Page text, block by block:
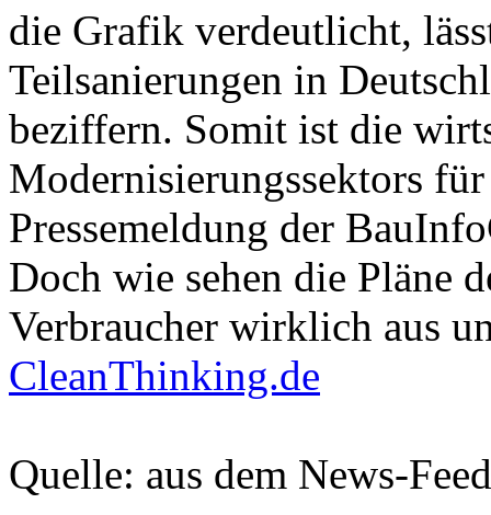
die Grafik verdeutlicht,
Teilsanierungen in
beziffern. Somit ist die
Modernisierungssektors
Pressemeldung der
Doch wie sehen die Pläne
Verbraucher wirklich aus
CleanThinking.de
Quelle: aus dem News-